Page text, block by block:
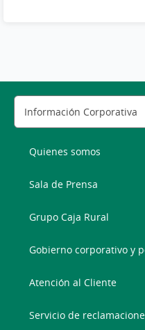
Quienes somos
Sala de Prensa
Grupo Caja Rural
Gobierno corporativo y
Atención al Cliente
Servicio de